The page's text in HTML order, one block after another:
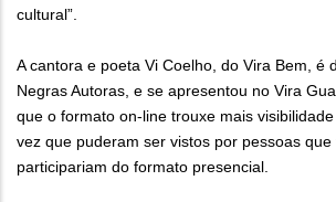
cultural”.
A cantora e poeta Vi Coelho, do Vira Bem, é
Negras Autoras, e se apresentou no Vira
que o formato on-line trouxe mais
vez que puderam ser vistos por pessoas que
participariam do formato presencial.